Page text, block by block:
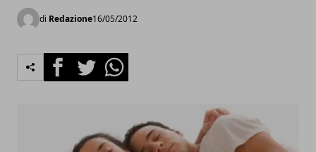
di Redazione16/05/2012
FacebookTwitterWhatsapp